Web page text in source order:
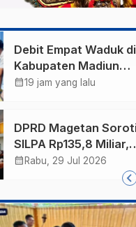
Debit Empat Waduk di
Kabupaten Madiun
Menyusut, Ribuan
Air
calendar_month19 jam yang lalu
DPRD Magetan
SILPA Rp135,8 Miliar,
Desak Pemkab
Tuntaskan Kelebihan
calendar_monthRabu, 29 Jul 2026